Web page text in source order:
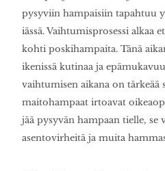
pysyviin hampaisiin tapahtuu
iässä. Vaihtumisprosessi alkaa
kohti poskihampaita. Tänä
ikenissä kutinaa ja
vaihtumisen aikana on tärkeää
maitohampaat irtoavat
jää pysyvän hampaan tielle, se
asentovirheitä ja muita